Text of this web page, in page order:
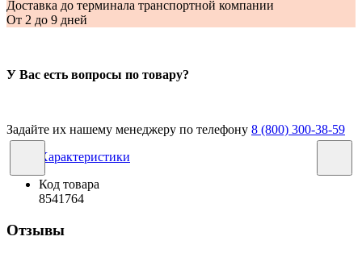
Доставка до терминала транспортной компании
От 2 до 9 дней
У Вас есть вопросы по товару?
Задайте их нашему менеджеру по телефону 8 (800) 300-38-59
Характеристики
Код товара
8541764
Отзывы